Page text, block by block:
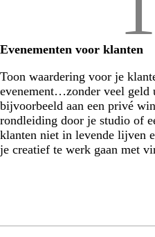
Evenementen voor klanten
Toon waardering voor je
evenement…zonder veel geld
bijvoorbeeld aan een privé
rondleiding door je studio of
klanten niet in levende lijven
je creatief te werk gaan met